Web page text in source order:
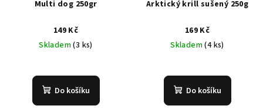
Multi dog 250gr
149 Kč
Skladem(3 ks)
Do košíku
Arktický krill sušený 250g
169 Kč
Skladem(4 ks)
Do košíku